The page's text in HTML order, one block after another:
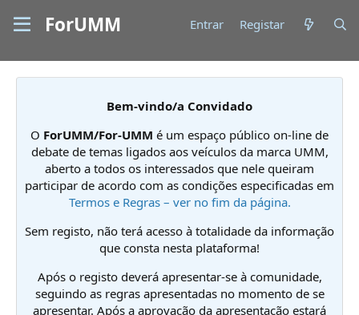
ForUMM Entrar Registar
Bem-vindo/a Convidado
O ForUMM/For-UMM é um espaço público on-line de
debate de temas ligados aos veículos da marca UMM,
aberto a todos os interessados que nele queiram
participar de acordo com as condições especificadas em
Termos e Regras – ver no fim da página.
Sem registo, não terá acesso à totalidade da informação
que consta nesta plataforma!
Após o registo deverá apresentar-se à comunidade,
seguindo as regras apresentadas no momento de se
apresentar. Após a aprovação da apresentação estará